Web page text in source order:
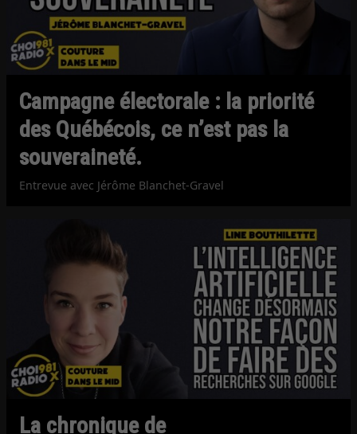
Campagne électorale : la priorité
des Québécois, ce n’est pas la
souveraineté.
Entrevue avec Jérôme Blanchet-Gravel
La chronique de